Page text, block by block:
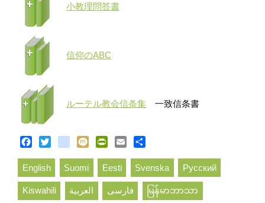
小教理問答書
信仰のABC
ルーテル教会信条集 一致信条書
Facebook
Twitterblogger_post
Mixi PrintFriendly
Email
English Suomi Eesti Svenska Русский
Kiswahili العربية فارسی မြန်မာဘာသာ